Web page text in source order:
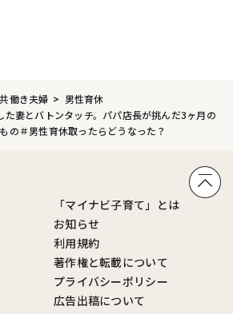
共働き夫婦
男性育休
た妻とバトンタッチ。パパ店長が挑んだ3ヶ月の
の＃男性育休取ったらどうなった？
「マイナビ子育て」とは
お知らせ
利用規約
著作権と転載について
プライバシーポリシー
広告出稿について